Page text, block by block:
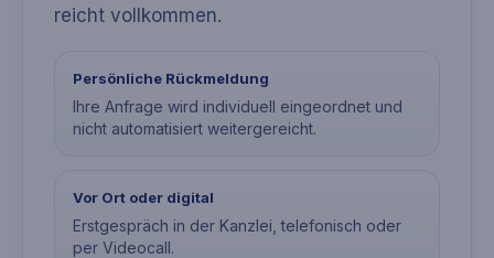
reicht vollkommen.
Persönliche Rückmeldung
Ihre Anfrage wird individuell eingeordnet und
nicht automatisiert weitergereicht.
Vor Ort oder digital
Erstgespräch in der Kanzlei, telefonisch oder
per Videocall.